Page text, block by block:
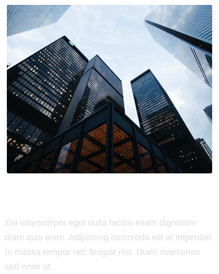
Est ullamcorper eget nulla facilisi etiam dignissim
diam quis enim. Adipiscing commodo elit at imperdiet.
In massa tempor nec feugiat nisl. Diam maecenas
sed enim ut.